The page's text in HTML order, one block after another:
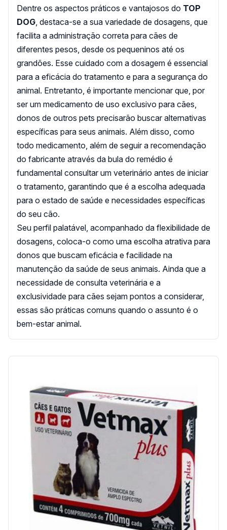
Dentre os aspectos práticos e vantajosos do TOP
DOG , destaca-se a sua variedade de dosagens, que
facilita a administração correta para cães de
diferentes pesos, desde os pequeninos até os
grandões. Esse cuidado com a dosagem é essencial
para a eficácia do tratamento e para a segurança do
animal. Entretanto, é importante mencionar que, por
ser um medicamento de uso exclusivo para cães,
donos de outros pets precisarão buscar alternativas
específicas para seus animais. Além disso, como
todo medicamento, além de seguir a recomendação
do fabricante através da bula do remédio é
fundamental consultar um veterinário antes de iniciar
o tratamento, garantindo que é a escolha adequada
para o estado de saúde e necessidades específicas
do seu cão.
Seu perfil palatável, acompanhado da flexibilidade de
dosagens, coloca-o como uma escolha atrativa para
donos que buscam eficácia e facilidade na
manutenção da saúde de seus animais. Ainda que a
necessidade de consulta veterinária e a
exclusividade para cães sejam pontos a considerar,
essas são práticas comuns quando o assunto é o
bem-estar animal.